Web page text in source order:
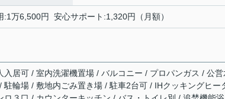
万6,500円 安心サポート:1,320円（月額）
居可 / 室内洗濯機置場 / バルコニー / プロパンガス / 公営
輪場 / 敷地内ごみ置き場 / 駐車2台可 / IHクッキングヒー